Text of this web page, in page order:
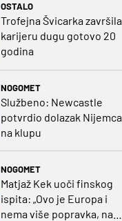
OSTALO
Trofejna Švicarka završila
karijeru dugu gotovo 20
godina
NOGOMET
Službeno: Newcastle
potvrdio dolazak Nijemca
na klupu
NOGOMET
Matjaž Kek uoči finskog
ispita: „Ovo je Europa i
nema više popravka, na